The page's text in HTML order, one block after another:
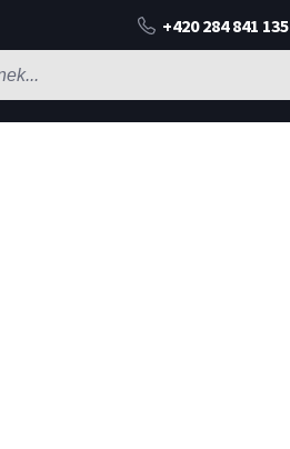
+420 284 841 135